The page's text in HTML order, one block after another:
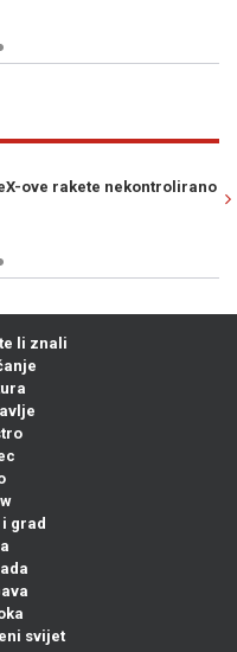
rakete nekontrolirano će
li znali
i grad
svijet